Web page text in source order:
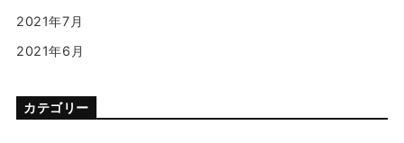
2021年7月
2021年6月
カテゴリー